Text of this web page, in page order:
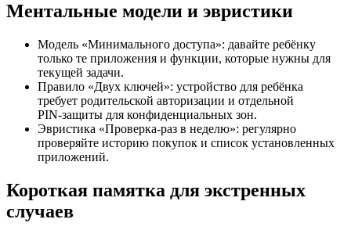
Ментальные модели и эвристики
Модель «Минимального доступа»: давайте ребёнку
только те приложения и функции, которые нужны для
текущей задачи.
Правило «Двух ключей»: устройство для ребёнка
требует родительской авторизации и отдельной
PIN‑защиты для конфиденциальных зон.
Эвристика «Проверка‑раз в неделю»: регулярно
проверяйте историю покупок и список установленных
приложений.
Короткая памятка для экстренных
случаев